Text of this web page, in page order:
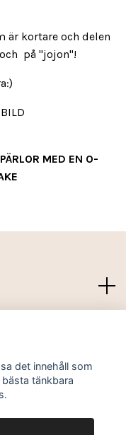
är kortare och delen
på "jojon"!
MED EN O-
det innehåll som
tänkbara